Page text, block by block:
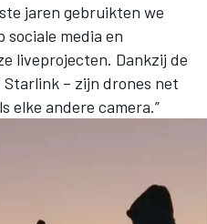
jaren gebruikten we
media en
liveprojecten. Dankzij de
– zijn drones net
elke andere camera.”